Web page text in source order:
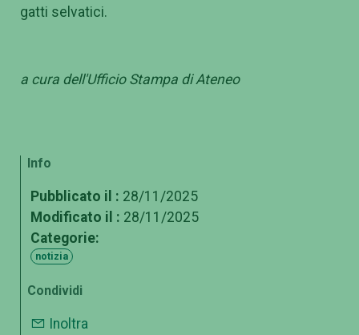
gatti selvatici.
a cura dell'Ufficio Stampa di Ateneo
Info
Pubblicato il : 28/11/2025
Modificato il : 28/11/2025
Categorie:
notizia
Condividi
Inoltra